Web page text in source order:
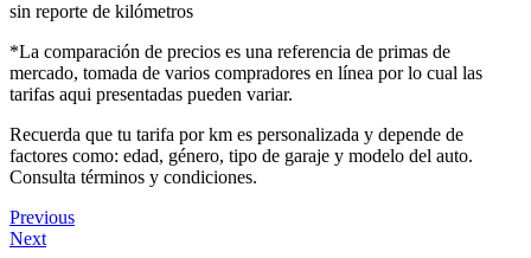
sin reporte de kilómetros
*La comparación de precios es una referencia de primas de
mercado, tomada de varios compradores en línea por lo cual las
tarifas aqui presentadas pueden variar.
Recuerda que tu tarifa por km es personalizada y depende de
factores como: edad, género, tipo de garaje y modelo del auto.
Consulta términos y condiciones.
Previous
Next